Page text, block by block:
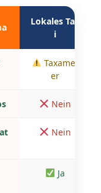
Lokales Tax
i
Taxamet
er
Nein
Nein
Ja